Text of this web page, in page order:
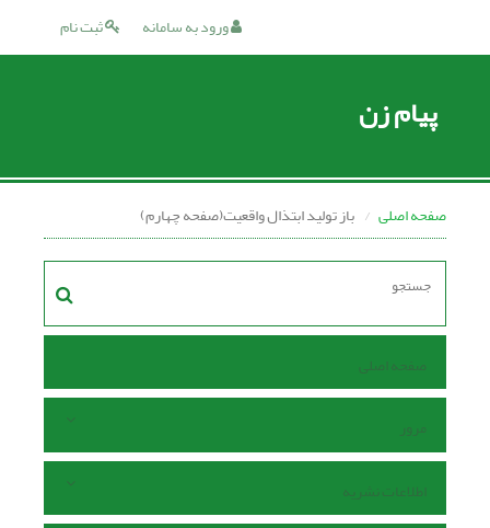
ثبت نام ورود به سامانه
پیام زن
صفحه اصلی باز تولید ابتذال واقعیت(صفحه چهارم)
صفحه اصلی
مرور
اطلاعات نشریه